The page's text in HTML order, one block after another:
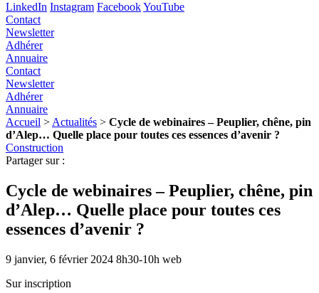
LinkedIn Instagram FacebookYouTube
Contact
Newsletter
Adhérer
Annuaire
Contact
Newsletter
Adhérer
Annuaire
Accueil > Actualités > Cycle de webinaires – Peuplier, chêne, pin
d’Alep… Quelle place pour toutes ces essences d’avenir ?
Construction
Partager sur :
Cycle de webinaires – Peuplier, chêne, pin
d’Alep… Quelle place pour toutes ces
essences d’avenir ?
9 janvier, 6 février 2024 8h30-10h web
Sur inscription